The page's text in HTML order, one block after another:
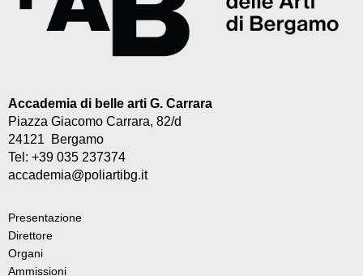
Accademia di belle arti G. Carrara
Piazza Giacomo Carrara, 82/d
24121 Bergamo
Tel: +39 035 237374
accademia@poliartibg.it
Presentazione
Direttore
Organi
Ammissioni